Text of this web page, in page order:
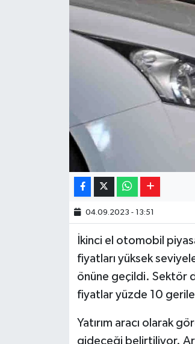
04.09.2023 - 13:51
İkinci el otomobil
fiyatları yüksek
önüne geçildi. Sektör
fiyatlar yüzde 10
Yatırım aracı olarak
gideceği belirtiliyor.